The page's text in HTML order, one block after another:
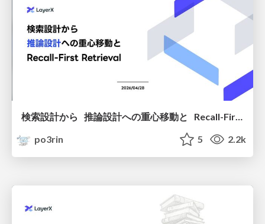
検索設計から 推論設計への重心移動と Recall-First Retrieval
po3rin
5 2.2k